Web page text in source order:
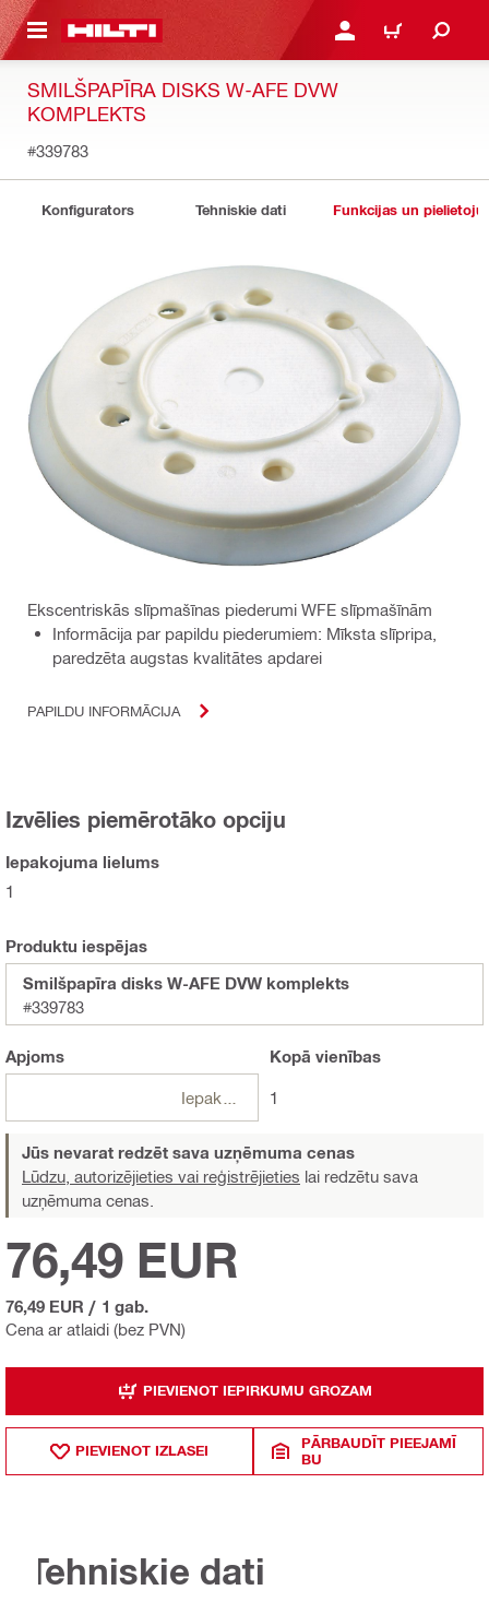
SATURU PIESLĒGTIES VAI
IEPIRKŠANĀS
SMILŠPAPĪRA DISKS W-AFE DVW
KOMPLEKTS
#339783
Konfigurators Tehniskie dati Funkcijas un
Ekscentriskās slīpmašīnas piederumi WFE slīpmašīnām
Informācija par papildu piederumiem: Mīksta slīpripa,
paredzēta augstas kvalitātes apdarei
PAPILDU INFORMĀCIJA
Izvēlies piemērotāko opciju
Iepakojuma lielums
1
Produktu iespējas
Smilšpapīra disks W-AFE DVW komplekts
#339783
Apjoms Kopā vienības
1
Jūs nevarat redzēt sava uzņēmuma cenas
Lūdzu, autorizējieties vai reģistrējieties lai redzētu sava
uzņēmuma cenas.
Cena ar atlaidi (bez PVN)
76,49 EUR
76,49 EUR / 1 gab.
PIEVIENOT IEPIRKUMU GROZAM
PIEVIENOT IZLASEI
PĀRBAUDĪT PIEEJAMĪ
BU
Tehniskie dati